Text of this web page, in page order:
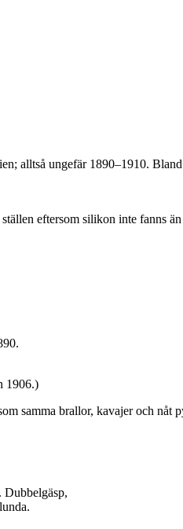
alltså ungefär 1890–1910.
eftersom silikon inte fanns än
1906.)
samma brallor, kavajer och nåt
Dubbelgäsp,